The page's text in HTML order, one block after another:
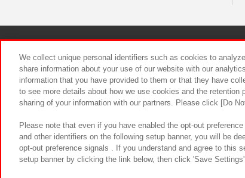
食品
We collect unique personal identifiers such as cookies to
share information about your use of our website with our
information that you have provided to them or that they have
to see more details about how we use cookies and the
sharing of your information with our partners. Please click [Do
Please note that even if you have enabled the opt-out
and other identifiers on the following setup banner, you will be
opt-out preference signals . If you understand and agree to this
setup banner by clicking the link below, then click 'Save